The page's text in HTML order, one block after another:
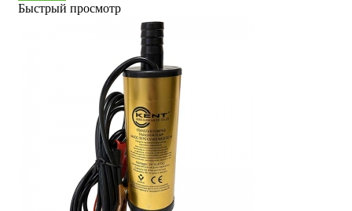
Быстрый просмотр